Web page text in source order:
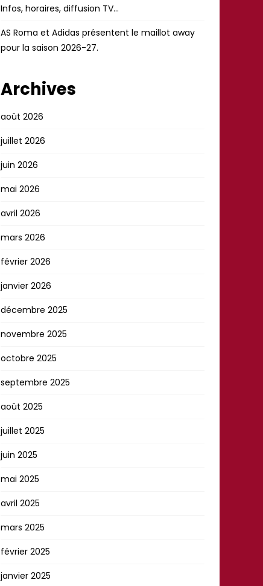
Infos, horaires, diffusion TV…
AS Roma et Adidas présentent le maillot away
pour la saison 2026-27.
Archives
août 2026
juillet 2026
juin 2026
mai 2026
avril 2026
mars 2026
février 2026
janvier 2026
décembre 2025
novembre 2025
octobre 2025
septembre 2025
août 2025
juillet 2025
juin 2025
mai 2025
avril 2025
mars 2025
février 2025
janvier 2025